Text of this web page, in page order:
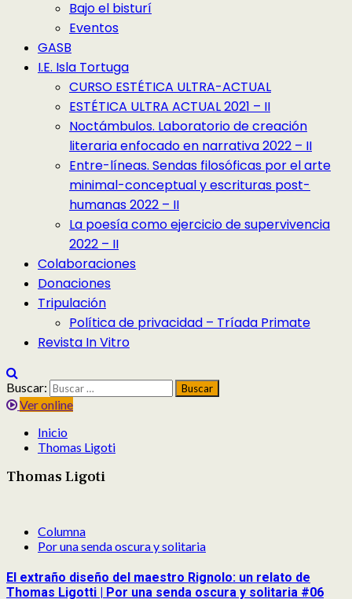
Bajo el bisturí
Eventos
GASB
I.E. Isla Tortuga
CURSO ESTÉTICA ULTRA-ACTUAL
ESTÉTICA ULTRA ACTUAL 2021 – II
Noctámbulos. Laboratorio de creación
literaria enfocado en narrativa 2022 – II
Entre-líneas. Sendas filosóficas por el arte
minimal-conceptual y escrituras post-
humanas 2022 – II
La poesía como ejercicio de supervivencia
2022 – II
Colaboraciones
Donaciones
Tripulación
Política de privacidad – Tríada Primate
Revista In Vitro
Buscar:
Ver online
Inicio
Thomas Ligoti
Thomas Ligoti
Columna
Por una senda oscura y solitaria
El extraño diseño del maestro Rignolo: un relato de
Thomas Ligotti | Por una senda oscura y solitaria #06